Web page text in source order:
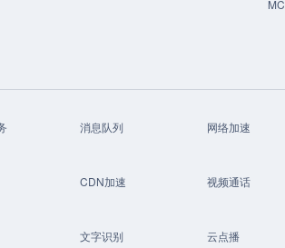
消息队列
网络加速
CDN加速
视频通话
文字识别
云点播